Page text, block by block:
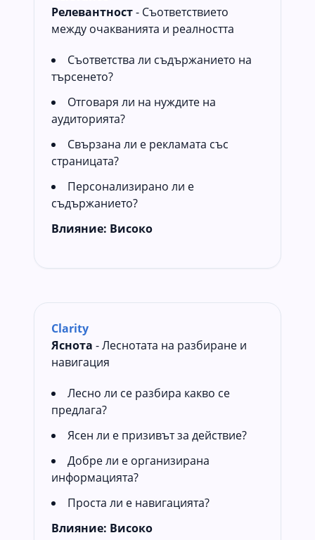
Релевантност- Съответствието
между очакванията и реалността
Съответства ли съдържанието на
търсенето?
Отговаря ли на нуждите на
аудиторията?
Свързана ли е рекламата със
страницата?
Персонализирано ли е
съдържанието?
Влияние: Високо
Clarity
Яснота - Леснотата на разбиране и
навигация
Лесно ли се разбира какво се
предлага?
Ясен ли е призивът за действие?
Добре ли е организирана
информацията?
Проста ли е навигацията?
Влияние: Високо